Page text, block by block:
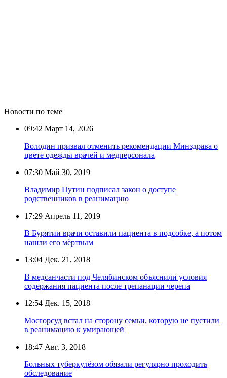
Новости по теме
09:42 Март 14, 2026
Володин призвал отменить рекомендации Минздрава о
цвете одежды врачей и медперсонала
07:30 Май 30, 2019
Владимир Путин подписал закон о доступе
родственников в реанимацию
17:29 Апрель 11, 2019
В Бурятии врачи оставили пациента в подсобке, а потом
нашли его мёртвым
13:04 Дек. 21, 2018
В медсанчасти под Челябинском объяснили условия
содержания пациента после трепанации черепа
12:54 Дек. 15, 2018
Мосгорсуд встал на сторону семьи, которую не пустили
в реанимацию к умирающей
18:47 Авг. 3, 2018
Больных туберкулёзом обязали регулярно проходить
обследование